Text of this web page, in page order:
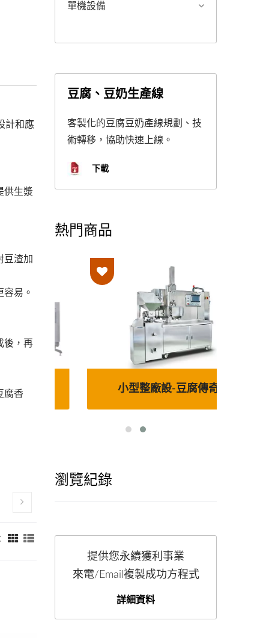
計和應
供生漿
豆渣加
易。
後，再
腐香
單機設備
豆腐、豆奶生產線
客製化的豆腐豆奶產線規劃、技
術轉移，協助快速上線。
下載
熱門商品
小型整廠設-豆腐傳奇
瀏覽紀錄
提供您永續獲利事業
來電/Email複製成功方程式
詳細資料